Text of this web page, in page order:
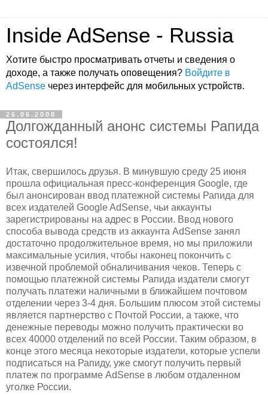
Inside AdSense - Russia
Хотите быстро просматривать отчеты и сведения о
доходе, а также получать оповещения? Войдите в
AdSense через интерфейс для мобильных устройств.
26.06.2008
Долгожданный анонс системы Рапида
состоялся!
Итак, свершилось друзья. В минувшую среду 25 июня
прошла официальная пресс-конференция Google, где
был анонсирован ввод платежной системы Рапида для
всех издателей Google AdSense, чьи аккаунты
зарегистрированы на адрес в России. Ввод нового
способа вывода средств из аккаунта AdSense занял
достаточно продолжительное время, но мы приложили
максимальные усилия, чтобы наконец покончить с
извечной проблемой обналичивания чеков. Теперь с
помощью платежной системы Рапида издатели смогут
получать платежи наличными в ближайшем почтовом
отделении через 3-4 дня. Большим плюсом этой системы
является партнерство с Почтой России, а также, что
денежные переводы можно получить практически во
всех 40000 отделений по всей России. Таким образом, в
конце этого месяца некоторые издатели, которые успели
подписаться на Рапиду, уже смогут получить первый
платеж по программе AdSense в любом отдаленном
уголке России.